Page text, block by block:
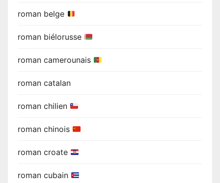
roman belge
roman biélorusse
roman camerounais
roman catalan
roman chilien
roman chinois
roman croate
roman cubain